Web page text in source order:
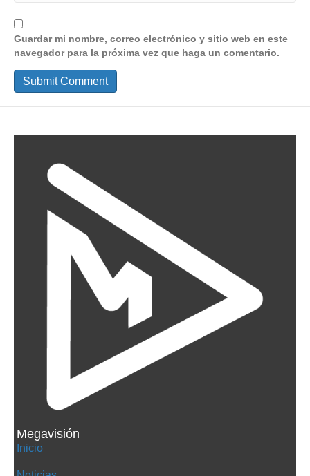
Guardar mi nombre, correo electrónico y sitio web en este
navegador para la próxima vez que haga un comentario.
Megavisión
Inicio